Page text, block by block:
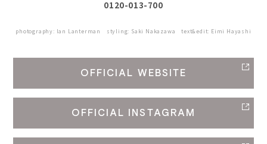
0120-013-700
photography: Ian Lanterman styling: Saki Nakazawa text&edit: Eimi Hayashi
OFFICIAL WEBSITE
OFFICIAL INSTAGRAM